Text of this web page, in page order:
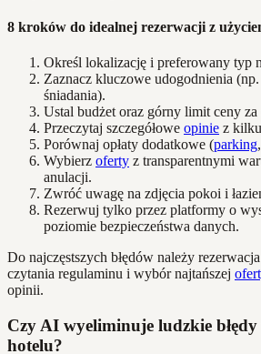
8 kroków do idealnej rezerwacji z
Określ lokalizację i preferowany typ
Zaznacz kluczowe udogodnienia (np.
śniadania).
Ustal budżet oraz górny limit ceny za
Przeczytaj szczegółowe opinie z
Porównaj opłaty dodatkowe (parking,
Wybierz oferty z transparentnymi
anulacji.
Zwróć uwagę na zdjęcia pokoi i
Rezerwuj tylko przez platformy o
poziomie bezpieczeństwa danych.
Do najczęstszych błędów należy
czytania regulaminu i wybór najtańszej
opinii.
Czy AI wyeliminuje ludzkie
hotelu?